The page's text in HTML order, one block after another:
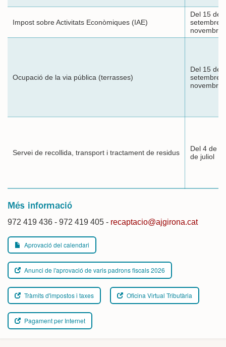
Impost sobre Activitats Econòmiques (IAE)
Del 15 de
setembre
novembre
Ocupació de la via pública (terrasses)
Del 15 de
setembre
novembre
Servei de recollida, transport i tractament de residus
Del 4 de
de juliol
Més informació
972 419 436 - 972 419 405 - recaptacio@ajgirona.cat
Aprovació del calendari
Anunci de l'aprovació de varis padrons fiscals 2026
Tràmits d'impostos i taxes Oficina Virtual Tributària
Pagament per Internet